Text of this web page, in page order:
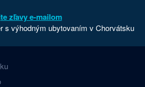
zľavy e-mailom
s výhodným ubytovaním v Chorvátsku